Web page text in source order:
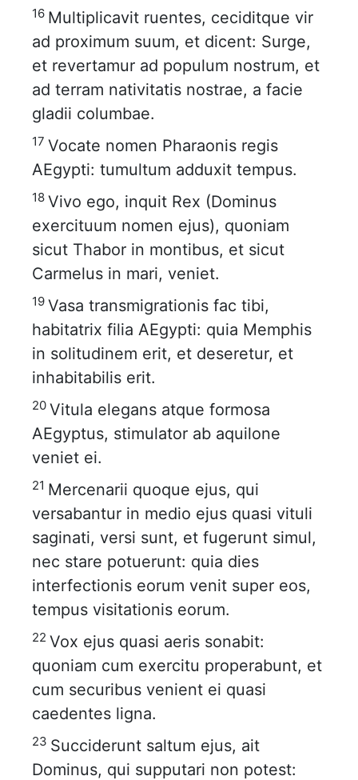
16 Multiplicavit ruentes, ceciditque vir
ad proximum suum, et dicent: Surge,
et revertamur ad populum nostrum, et
ad terram nativitatis nostrae, a facie
gladii columbae.
17 Vocate nomen Pharaonis regis
AEgypti: tumultum adduxit tempus.
18 Vivo ego, inquit Rex (Dominus
exercituum nomen ejus), quoniam
sicut Thabor in montibus, et sicut
Carmelus in mari, veniet.
19 Vasa transmigrationis fac tibi,
habitatrix filia AEgypti: quia Memphis
in solitudinem erit, et deseretur, et
inhabitabilis erit.
20 Vitula elegans atque formosa
AEgyptus, stimulator ab aquilone
veniet ei.
21 Mercenarii quoque ejus, qui
versabantur in medio ejus quasi vituli
saginati, versi sunt, et fugerunt simul,
nec stare potuerunt: quia dies
interfectionis eorum venit super eos,
tempus visitationis eorum.
22 Vox ejus quasi aeris sonabit:
quoniam cum exercitu properabunt, et
cum securibus venient ei quasi
caedentes ligna.
23 Succiderunt saltum ejus, ait
Dominus, qui supputari non potest: